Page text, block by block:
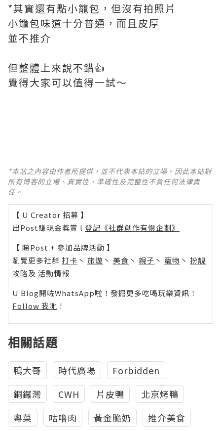
*其實還有點小籠包，但沒有拍照片
小籠包味道十分普通，而且皮厚
並不推介
但整體上來說不錯👍
覺得大家可以值得一試～
*本站之內容由作者所提供，並不代表本站的立場。因此本站對
所有博客的立場、真實性、準確性及完整性不負任何法律責
任。
【 U Creator 招募 】
出Post賺現金獎賞 l 登記《社群創作有價企劃》
【 睇Post + 參加品牌活動 】
瀏覽更多社群 打卡 丶 旅遊 丶 美食 丶 親子 丶 寵物 丶 扮靚
攻略及 活動情報
U Blog開咗WhatsApp啦！發掘更多吃喝玩樂資訊！
Follow 我哋 ！
相關話題
鴨大哥 時代廣場
Forbidden
銅鑼灣
CWH 片皮鴨
北京烤鴨
粵菜
咕嚕肉 黃金脆奶 推介美食